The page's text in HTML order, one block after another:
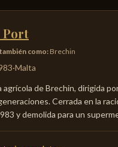
Port
como: Brechin
·Malta
agrícola de Brechin, dirigida
Cerrada en la
y demolida para un